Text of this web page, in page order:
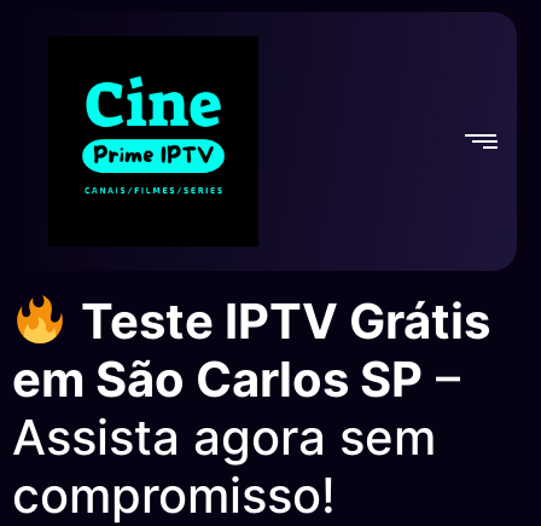
Teste IPTV Grátis
em São Carlos SP –
Assista agora sem
compromisso!